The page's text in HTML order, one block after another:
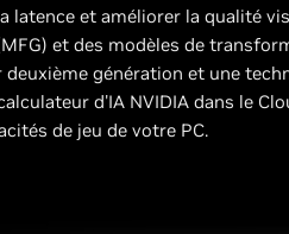
latence et améliorer la qualité
et des modèles de
génération et une
d'IA NVIDIA dans le
de jeu de votre PC.